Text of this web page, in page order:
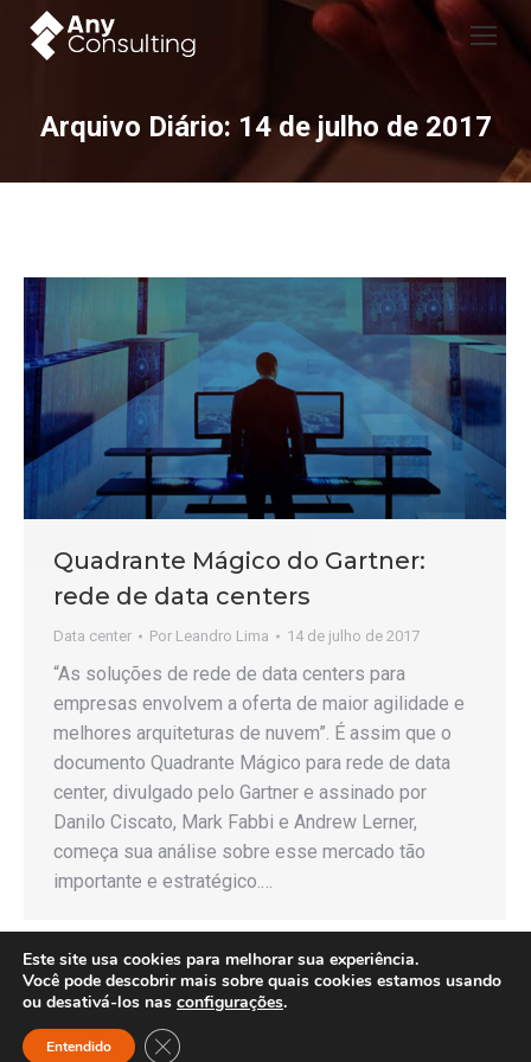
Arquivo Diário: 14 de julho de 2017
Quadrante Mágico do Gartner:
rede de data centers
Data center Por Leandro Lima 14 de julho de 2017
“As soluções de rede de data centers para
empresas envolvem a oferta de maior agilidade e
melhores arquiteturas de nuvem”. É assim que o
documento Quadrante Mágico para rede de data
center, divulgado pelo Gartner e assinado por
Danilo Ciscato, Mark Fabbi e Andrew Lerner,
começa sua análise sobre esse mercado tão
importante e estratégico.…
Copyright © 2026 - Any Consulting - Todos os direitos reservados.
Este site usa cookies para melhorar sua experiência.
Você pode descobrir mais sobre quais cookies estamos usando
ou desativá-los nas configurações.
Entendido Close GDPR Cookie Banner